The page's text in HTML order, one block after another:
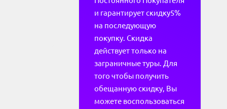
и гарантирует скидку5%
на последующую
покупку. Скидка
действует только на
заграничные туры. Для
того чтобы получить
обещанную скидку, Вы
можете воспользоваться